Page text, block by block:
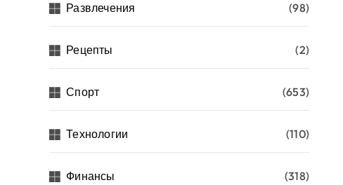
Развлечения (98)
Рецепты (2)
Спорт (653)
Технологии (110)
Финансы (318)